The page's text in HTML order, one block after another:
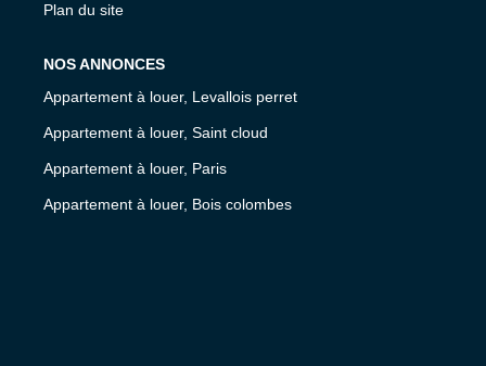
Plan du site
NOS ANNONCES
Appartement à louer, Levallois perret
Appartement à louer, Saint cloud
Appartement à louer, Paris
Appartement à louer, Bois colombes